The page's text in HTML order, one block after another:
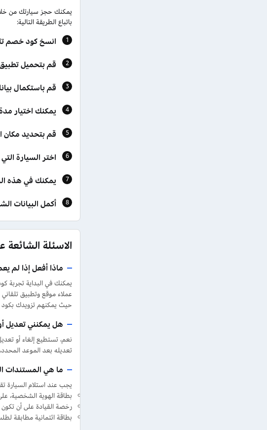
يمكنك حجز سيارتك من
باتباع الطريقة التالية:
انسخ كود خصم
قم بتحميل
قم باستكمال
يمكنك اختيار
قم بتحديد مكان
اختر السيارة
يمكنك في هذه
أكمل البيانات
الاسئلة
ماذا أفعل إذا لم
يمكنك في البداية تجربة
حيث يمكنهم تزويدك
هل يمكنني تعديل
نعم، تستطيع إلغاء أو
تعديله بعد الموعد
ما هي المستندات
يجب عند استلام السيارة
بطاقة الهوية الشخصية، على
رخصة القيادة على أن تكون سارية لمدة
بطاقة ائتمانية مطابقة